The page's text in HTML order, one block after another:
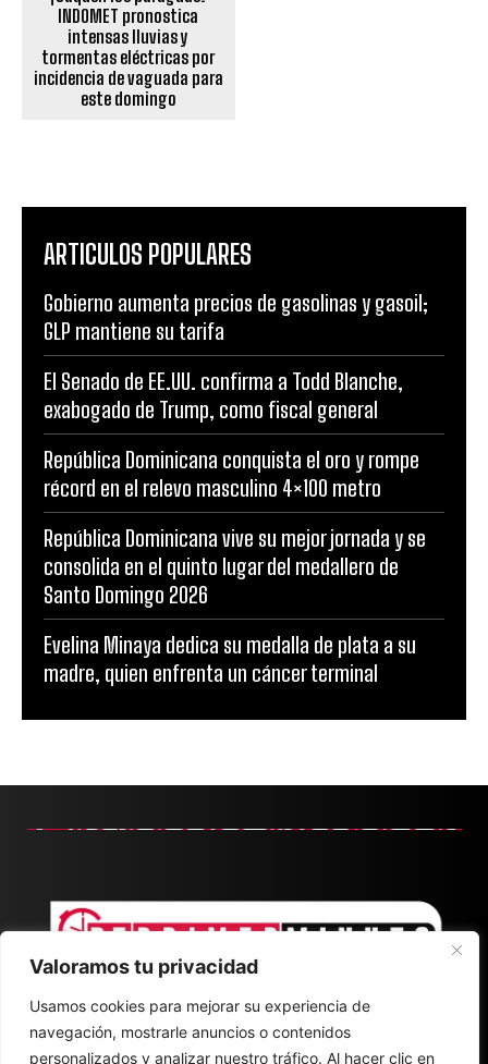
Valoramos tu privacidad
Usamos cookies para mejorar su experiencia de
navegación, mostrarle anuncios o contenidos
personalizados y analizar nuestro tráfico. Al hacer clic en
INDOMET pronostica
intensas lluvias y
tormentas eléctricas por
incidencia de vaguada para
este domingo
ARTICULOS POPULARES
Gobierno aumenta precios de gasolinas y gasoil;
GLP mantiene su tarifa
El Senado de EE.UU. confirma a Todd Blanche,
exabogado de Trump, como fiscal general
República Dominicana conquista el oro y rompe
récord en el relevo masculino 4×100 metro
República Dominicana vive su mejor jornada y se
consolida en el quinto lugar del medallero de
Santo Domingo 2026
Evelina Minaya dedica su medalla de plata a su
madre, quien enfrenta un cáncer terminal